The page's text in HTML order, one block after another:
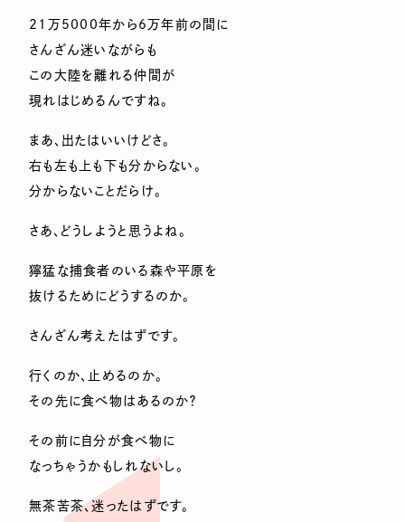
21万5000年から6万年前の間に
さんざん迷いながらも
この大陸を離れる仲間が
現れはじめるんですね。
まあ、出たはいいけどさ。
右も左も上も下も分からない。
分からないことだらけ。
さあ、どうしようと思うよね。
獰猛な捕食者のいる森や平原を
抜けるためにどうするのか。
さんざん考えたはずです。
行くのか、止めるのか。
その先に食べ物はあるのか？
その前に自分が食べ物に
なっちゃうかもしれないし。
無茶苦茶、迷ったはずです。